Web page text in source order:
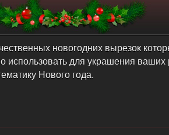
новогодних вырезок
использовать для украшения ваших
Нового года.